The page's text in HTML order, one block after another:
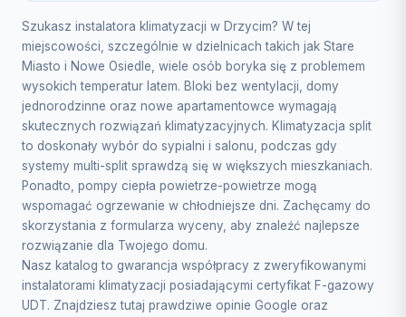
Szukasz instalatora klimatyzacji w Drzycim? W tej
miejscowości, szczególnie w dzielnicach takich jak Stare
Miasto i Nowe Osiedle, wiele osób boryka się z problemem
wysokich temperatur latem. Bloki bez wentylacji, domy
jednorodzinne oraz nowe apartamentowce wymagają
skutecznych rozwiązań klimatyzacyjnych. Klimatyzacja split
to doskonały wybór do sypialni i salonu, podczas gdy
systemy multi-split sprawdzą się w większych mieszkaniach.
Ponadto, pompy ciepła powietrze-powietrze mogą
wspomagać ogrzewanie w chłodniejsze dni. Zachęcamy do
skorzystania z formularza wyceny, aby znaleźć najlepsze
rozwiązanie dla Twojego domu.
Nasz katalog to gwarancja współpracy z zweryfikowanymi
instalatorami klimatyzacji posiadającymi certyfikat F-gazowy
UDT. Znajdziesz tutaj prawdziwe opinie Google oraz